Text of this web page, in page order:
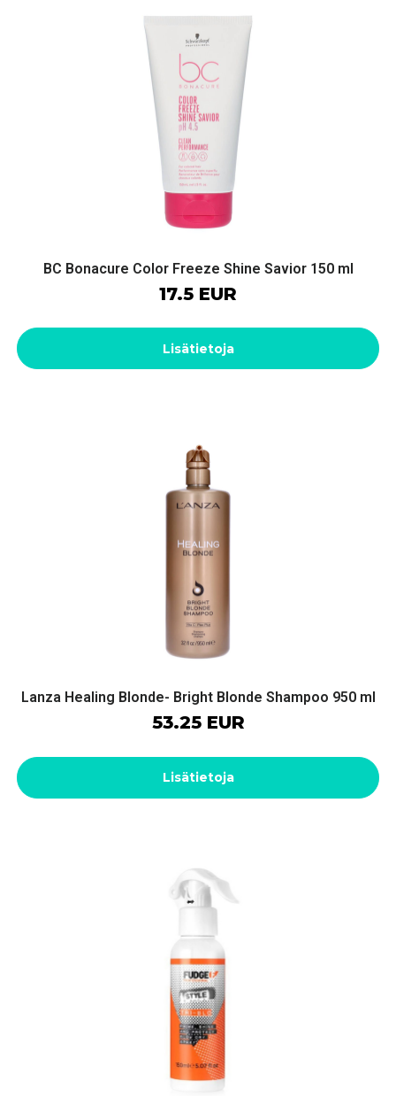
BC Bonacure Color Freeze Shine Savior 150 ml
17.5 EUR
Lisätietoja
Lanza Healing Blonde- Bright Blonde Shampoo 950 ml
53.25 EUR
Lisätietoja